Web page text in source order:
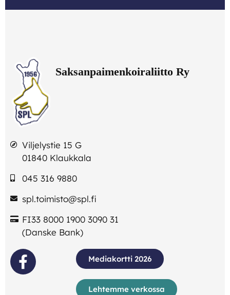
Viljelystie 15 G
01840 Klaukkala
045 316 9880
spl.toimisto@spl.fi
FI33 8000 1900 3090 31
(Danske Bank)
Mediakortti 2026
Lehtemme verkossa